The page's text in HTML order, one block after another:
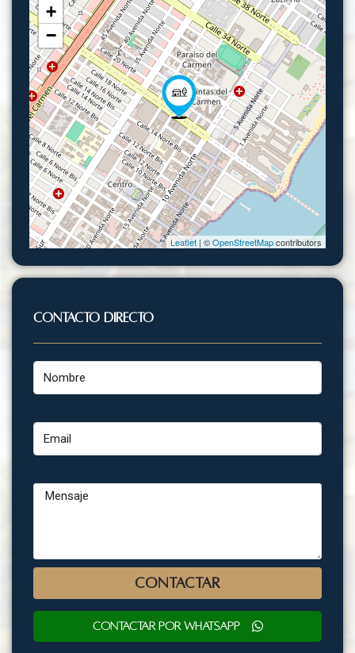
+
−
Leaflet | ©OpenStreetMapcontributors
Contacto Directo
CONTACTAR
Contactar por WhatsApp